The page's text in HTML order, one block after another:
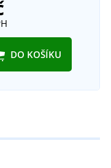
DO KOŠÍKU